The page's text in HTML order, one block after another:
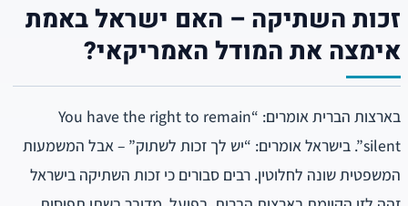
זכות השתיקה – האם ישראל באמת
אימצה את המודל האמריקאי?
בארצות הברית אומרים: “You have the right to remain
silent”. בישראל אומרים: “יש לך זכות לשתוק” – אבל המשמעות
המשפטית שונה לחלוטין. רבים סבורים כי זכות השתיקה בישראל